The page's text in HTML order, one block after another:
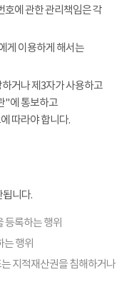
호에 관한 관리책임은 각
게 이용하게 해서는
거나 제3자가 사용하고
"에 통보하고
따라야 합니다.
됩니다.
등록하는 행위
행위
지적재산권을 침해하거나